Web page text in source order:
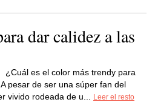
dar calidez a las
¿Cuál es el color más trendy para
pesar de ser una súper fan del
vivido rodeada de u...
Leer el resto